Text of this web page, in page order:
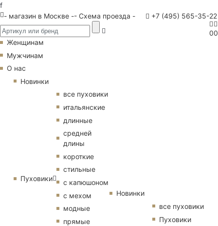
f
- магазин в Москве -- Схема проезда - +7 (495) 565-35-22
00
Женщинам
Мужчинам
О нас
Новинки
Пуховики
все пуховики
итальянские
длинные
средней
длины
короткие
стильные
с капюшоном
с мехом
модные
прямые
Новинки
все пуховики
Пуховики